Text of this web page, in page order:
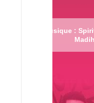
Musique :